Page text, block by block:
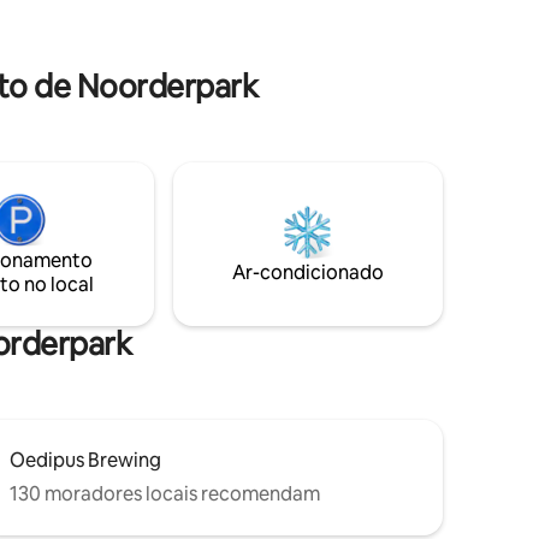
de Noorderpark
no local
Ar-condicionado
Oedipus Brewing
130 moradores locais recomendam